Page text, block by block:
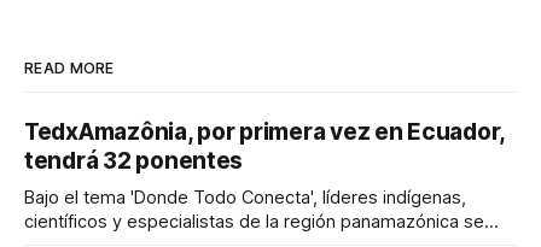
READ MORE
TedxAmazônia, por primera vez en Ecuador,
tendrá 32 ponentes
Bajo el tema 'Donde Todo Conecta', líderes indígenas,
científicos y especialistas de la región panamazónica se